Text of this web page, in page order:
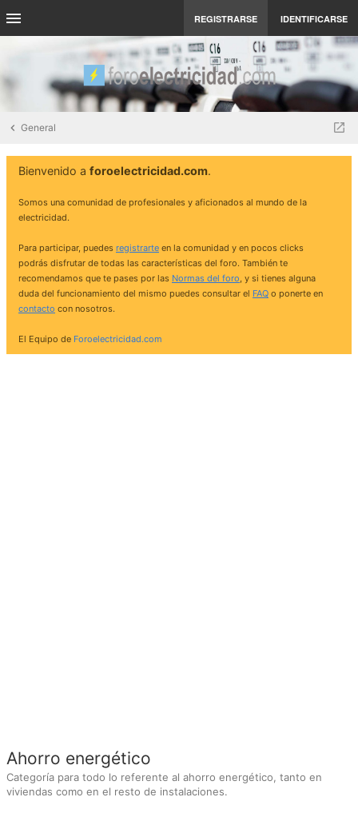
REGISTRARSE IDENTIFICARSE
General
Bienvenido a foroelectricidad.com.
Somos una comunidad de profesionales y aficionados al mundo de la
electricidad.
Para participar, puedes registrarte en la comunidad y en pocos clicks
podrás disfrutar de todas las características del foro. También te
recomendamos que te pases por las Normas del foro, y si tienes alguna
duda del funcionamiento del mismo puedes consultar el FAQ o ponerte en
contacto con nosotros.
El Equipo de Foroelectricidad.com
Ahorro energético
Categoría para todo lo referente al ahorro energético, tanto en
viviendas como en el resto de instalaciones.